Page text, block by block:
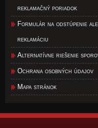
reklamačný poriadok
Formulár na odstúpenie
reklamáciu
Alternatívne riešenie
Ochrana osobných údajov
Mapa stránok